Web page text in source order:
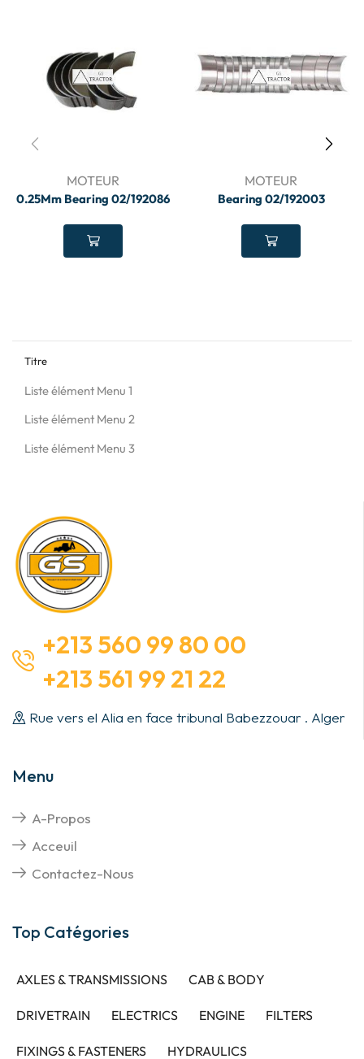
MOTEUR
0.25Mm Bearing 02/192086
MOTEUR
Bearing 02/192003
Titre
Liste élément Menu 1
Liste élément Menu 2
Liste élément Menu 3
+213 560 99 80 00
+213 561 99 21 22
Rue vers el Alia en face tribunal Babezzouar . Alger
Menu
A-Propos
Acceuil
Contactez-Nous
Top Catégories
AXLES & TRANSMISSIONS CAB & BODY
DRIVETRAIN ELECTRICS ENGINE FILTERS
FIXINGS & FASTENERS HYDRAULICS